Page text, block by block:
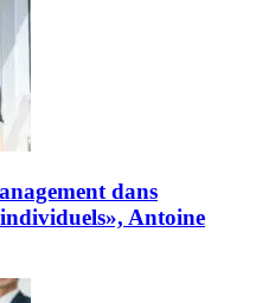
dans
Antoine